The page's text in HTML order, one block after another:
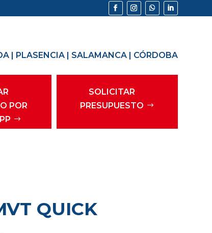
| PLASENCIA| SALAMANCA| CÓRDOBA
POR
SOLICITAR
PRESUPUESTO
QUICK